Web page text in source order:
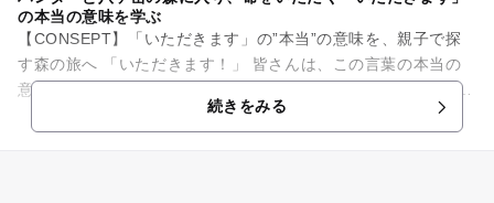
の本当の意味を学ぶ
【CONSEPT】「いただきます」の”本当”の意味を、親子で探
す森の旅へ 「いただきます！」 皆さんは、この言葉の本当の
意味を考えたことがありますか？ スーパーに行けば切り身のお
続きをみる